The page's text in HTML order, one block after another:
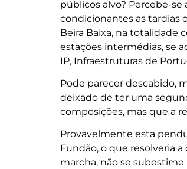
públicos alvo? Percebe-se
condicionantes as tardias
Beira Baixa, na totalidade
estações intermédias, se
IP, Infraestruturas de
Pode parecer descabido,
deixado de ter uma
composições, mas que a
Provavelmente esta
Fundão, o que resolveria
marcha, não se